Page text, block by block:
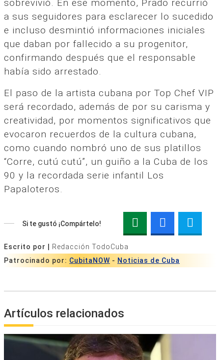
sobrevivió. En ese momento, Prado recurrió
a sus seguidores para esclarecer lo sucedido
e incluso desmintió informaciones iniciales
que daban por fallecido a su progenitor,
confirmando después que el responsable
había sido arrestado.
El paso de la artista cubana por Top Chef VIP
será recordado, además de por su carisma y
creatividad, por momentos significativos que
evocaron recuerdos de la cultura cubana,
como cuando nombró uno de sus platillos
“Corre, cutú cutú”, un guiño a la Cuba de los
90 y la recordada serie infantil Los
Papaloteros.
Si te gustó ¡Compártelo!
Escrito por |
Redacción TodoCuba
Patrocinado por: CubitaNOW - Noticias de Cuba
Artículos relacionados